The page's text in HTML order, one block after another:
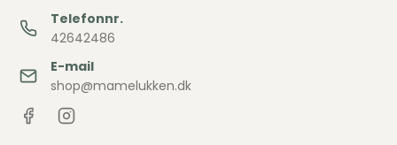
Telefonnr.
42642486
E-mail
shop@mamelukken.dk